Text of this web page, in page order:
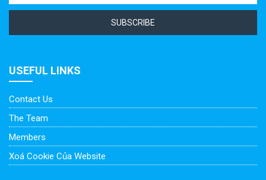
SUBSCRIBE
USEFUL LINKS
Contact Us
The Team
Members
Xoá Cookie Của Website